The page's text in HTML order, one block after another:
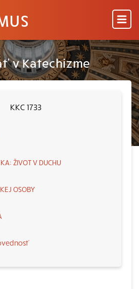
v Katechizme
KKC 1733
ŽIVOT V DUCHU
OSOBY